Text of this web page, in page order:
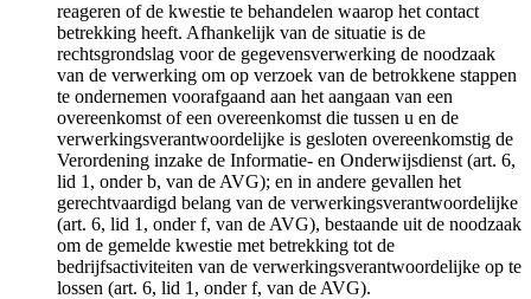
reageren of de kwestie te behandelen waarop het contact
betrekking heeft. Afhankelijk van de situatie is de
rechtsgrondslag voor de gegevensverwerking de noodzaak
van de verwerking om op verzoek van de betrokkene stappen
te ondernemen voorafgaand aan het aangaan van een
overeenkomst of een overeenkomst die tussen u en de
verwerkingsverantwoordelijke is gesloten overeenkomstig de
Verordening inzake de Informatie- en Onderwijsdienst (art. 6,
lid 1, onder b, van de AVG); en in andere gevallen het
gerechtvaardigd belang van de verwerkingsverantwoordelijke
(art. 6, lid 1, onder f, van de AVG), bestaande uit de noodzaak
om de gemelde kwestie met betrekking tot de
bedrijfsactiviteiten van de verwerkingsverantwoordelijke op te
lossen (art. 6, lid 1, onder f, van de AVG).